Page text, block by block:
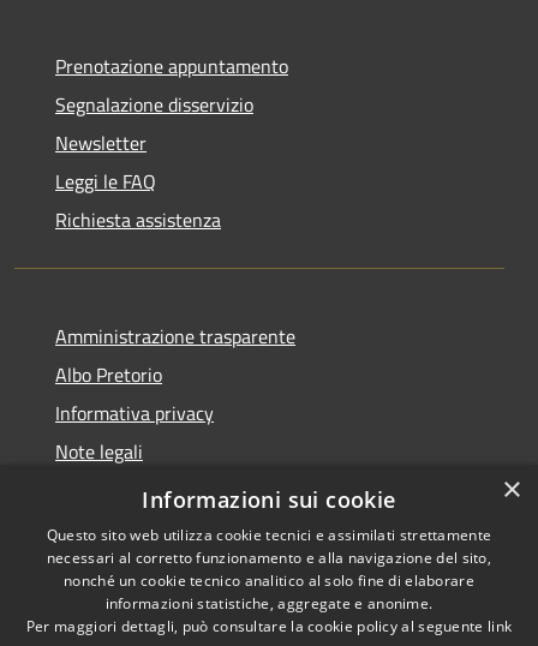
Prenotazione appuntamento
Segnalazione disservizio
Newsletter
Leggi le FAQ
Richiesta assistenza
Amministrazione trasparente
Albo Pretorio
Informativa privacy
Note legali
Dichiarazione di accessibilità
Accessibilità
Copyright © 2026 • Comune di
Lurago d'Erba • Powered by
×
Informazioni sui cookie
Questo sito web utilizza cookie tecnici e assimilati strettamente
necessari al corretto funzionamento e alla navigazione del sito,
nonché un cookie tecnico analitico al solo fine di elaborare
informazioni statistiche, aggregate e anonime.
Per maggiori dettagli, può consultare la cookie policy al seguente link